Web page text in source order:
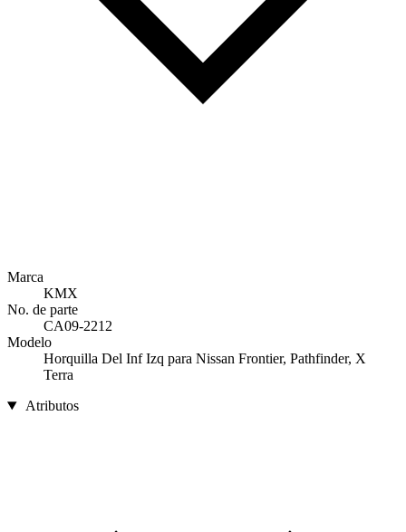
Marca
KMX
No. de parte
CA09-2212
Modelo
Horquilla Del Inf Izq para Nissan Frontier, Pathfinder, X
Terra
Atributos